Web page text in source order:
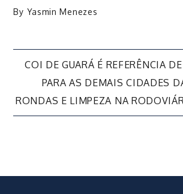
By Yasmin Menezes
Navegação
de
COI DE GUARÁ É REFERÊNCIA
PARA AS DEMAIS CIDADES
RONDAS E LIMPEZA NA